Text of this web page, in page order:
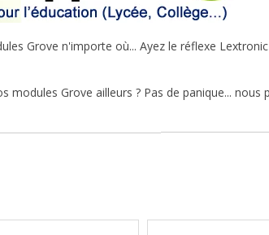
Grove n'importe où... Ayez le réflexe
modules Grove ailleurs ? Pas de panique...